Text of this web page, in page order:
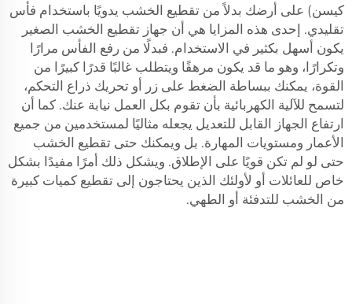
كيسن) على أرضك بدلاً من تقطيع الخشب يدويًا باستخدام فأس
تقليدي. إحدى هذه المزايا هي أن جهاز تقطيع الخشب الصغير
يكون أسهل بكثير في الاستخدام. فبدلًا من رفع الفأس مرارًا
وتكرارًا، وهو ما قد يكون مرهقًا ويتطلب غالبًا قدرًا كبيرًا من
القوة، يمكنك ببساطة الضغط على زر أو تحريك ذراع التحكم،
لتسمح للآلية الكهربائية بأن تقوم بكل العمل نيابة عنك. كما أن
ارتفاع الجهاز القابل للتعديل يجعله مثاليًا لمستخدمين من جميع
الأعمار ومستويات المهارة. بل ويمكنك حتى تقطيع الخشب
حتى لو لم تكن قويًا على الإطلاق. ويشكل ذلك أمرًا مفيدًا بشكل
خاص للعائلات أو لأولئك الذين يحتاجون إلى تقطيع كميات كبيرة
من الخشب للتدفئة أو الطهي.